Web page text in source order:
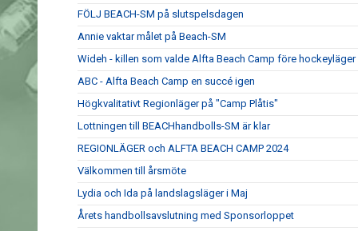
FÖLJ BEACH-SM på slutspelsdagen
Annie vaktar målet på Beach-SM
Wideh - killen som valde Alfta Beach Camp före hockeyläger
ABC - Alfta Beach Camp en succé igen
Högkvalitativt Regionläger på "Camp Plåtis"
Lottningen till BEACHhandbolls-SM är klar
REGIONLÄGER och ALFTA BEACH CAMP 2024
Välkommen till årsmöte
Lydia och Ida på landslagsläger i Maj
Årets handbollsavslutning med Sponsorloppet